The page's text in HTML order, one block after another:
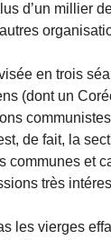
d’un millier
en trois
(dont un
de fait, la
communes et
très
les vierges